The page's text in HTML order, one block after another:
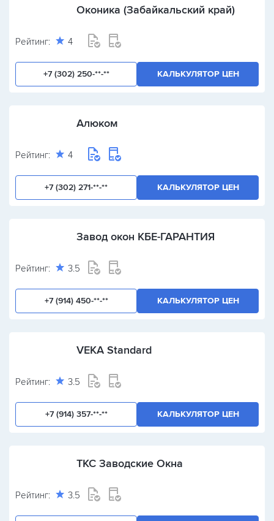
Оконика (Забайкальский край)
Рейтинг: 4
+7 (302) 250-**-** КАЛЬКУЛЯТОР ЦЕН
Алюком
Рейтинг: 4
+7 (302) 271-**-** КАЛЬКУЛЯТОР ЦЕН
Завод окон КБЕ-ГАРАНТИЯ
Рейтинг: 3.5
+7 (914) 450-**-** КАЛЬКУЛЯТОР ЦЕН
VEKA Standard
Рейтинг: 3.5
+7 (914) 357-**-** КАЛЬКУЛЯТОР ЦЕН
ТКС Заводские Окна
Рейтинг: 3.5